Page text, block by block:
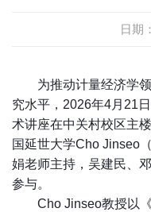
日期
为推动计量经济学
究水平， 2026年4月 21
术讲座在中关村校区主楼
国延世大学Cho Jinseo
娟老师主持，吴建民、
参与。
Cho Jinseo教授以《